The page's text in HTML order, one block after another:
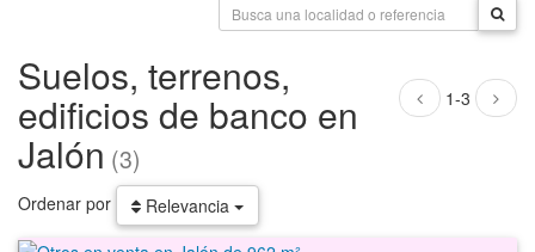
1-3
Suelos, terrenos,
edificios de banco en
Jalón (3)
Ordenar por Relevancia